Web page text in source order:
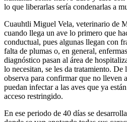
lo que liberarlas sería condenarlas a
Cuauhtli Miguel Vela, veterinario de
cuando llega un ave lo primero que
conductual, pues algunas llegan con
falta de plumas o, en general,
diagnóstico pasan al área de
lo necesitan, se les da tratamiento. De
observa para confirmar que no lleven
puedan infectar a las aves que ya
acceso restringido.
En ese periodo de 40 días se